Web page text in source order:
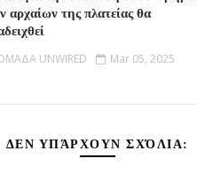
αρχαίων της πλατείας θα
UNWIRED Mar 05, 2025
ΔΕΝ ΥΠΆΡΧΟΥΝ ΣΧΌΛΙΑ: